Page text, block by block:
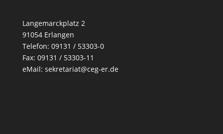
Langemarckplatz 2
91054 Erlangen
Telefon: 09131 / 53303-0
Fax: 09131 / 53303-11
eMail: sekretariat@ceg-er.de